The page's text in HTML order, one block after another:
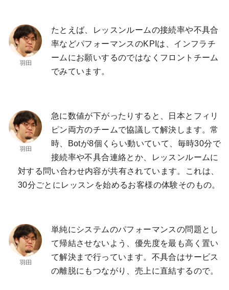
たとえば、レッスンルームの接続率や不具合
率などパフォーマンスのKPIは、インフラチ
ームにお願いするのではなくフロントチーム
でみています。
急に数値が下がったりすると、日本とフィリ
ピン両方のチームで協議して解決します。常
時、Botが8個くらい動いていて、毎時30分で
接続率や不具合連絡とか、レッスンルームに
対する問い合わせ内容が共有されています。これは、
30分ごとにレッスンを始めるお客様の体験そのもの。
単純にシステムのパフォーマンスの問題とし
て帰結させないよう、優先度を最も高く置い
て解決まで行っています。不具合はサービス
の離脱にもつながり、売上に直結するので。